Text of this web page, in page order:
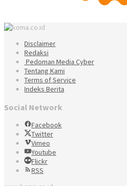
Disclaimer
Redaksi
Pedoman Media Cyber
Tentang Kami
Terms of Service
Indeks Berita
Social Network
Facebook
Twitter
Vimeo
Youtube
Flickr
RSS